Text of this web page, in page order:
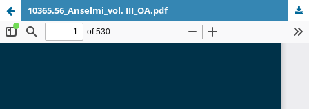
10365.56_Anselmi_vol. III_OA.pdf